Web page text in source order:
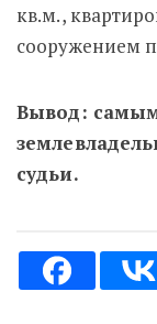
кв.м.,
сооружением
Вывод:
судьи.